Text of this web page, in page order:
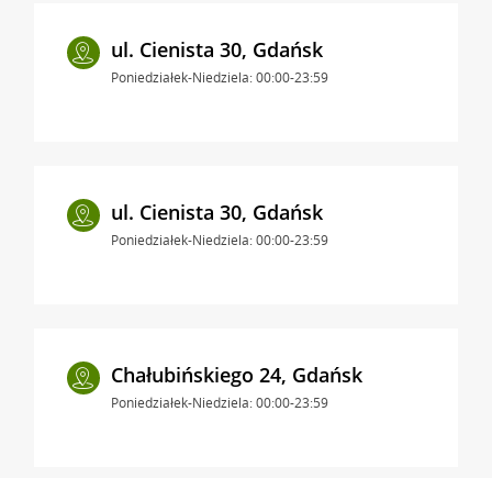
ul. Cienista 30, Gdańsk
Poniedziałek-Niedziela: 00:00-23:59
ul. Cienista 30, Gdańsk
Poniedziałek-Niedziela: 00:00-23:59
Chałubińskiego 24, Gdańsk
Poniedziałek-Niedziela: 00:00-23:59